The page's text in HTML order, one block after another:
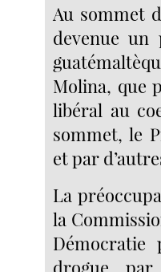
Au sommet
devenue un
Molina, que
libéral au
sommet, le
et par
La
la
drogue,